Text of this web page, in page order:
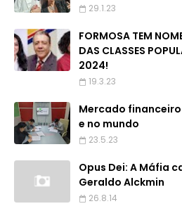
29.1.23
FORMOSA TEM
DAS CLASSES
2024!
19.3.23
Mercado
e no mundo
23.5.23
Opus Dei: A Máfia
Geraldo Alckmin
26.8.14